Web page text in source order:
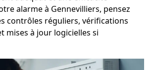
alarme à Gennevilliers, pensez
contrôles réguliers, vérifications
mises à jour logicielles si